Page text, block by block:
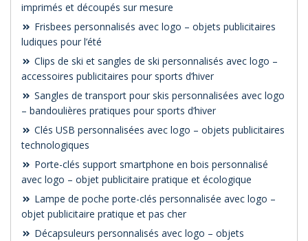
imprimés et découpés sur mesure
Frisbees personnalisés avec logo – objets publicitaires
ludiques pour l’été
Clips de ski et sangles de ski personnalisés avec logo –
accessoires publicitaires pour sports d’hiver
Sangles de transport pour skis personnalisées avec logo
– bandoulières pratiques pour sports d’hiver
Clés USB personnalisées avec logo – objets publicitaires
technologiques
Porte-clés support smartphone en bois personnalisé
avec logo – objet publicitaire pratique et écologique
Lampe de poche porte-clés personnalisée avec logo –
objet publicitaire pratique et pas cher
Décapsuleurs personnalisés avec logo – objets